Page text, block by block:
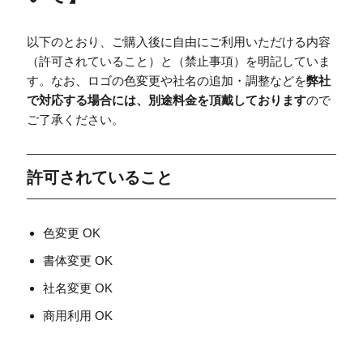
以下のとおり、ご購入後に自由にご利用いただける内容
（許可されていること）と（禁止事項）を明記していま
す。なお、ロゴの色変更や社名の追加・調整などを弊社
で対応する場合には、別途料金を頂戴しておりますので
ご了承ください。
許可されていること
色変更 OK
書体変更 OK
社名変更 OK
商用利用 OK